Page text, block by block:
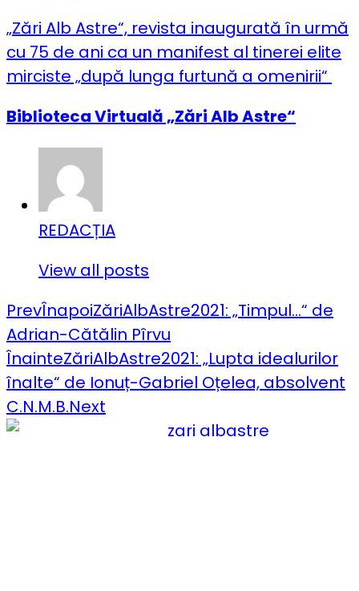
„Zări Alb Astre“, revista inaugurată în urmă
cu 75 de ani ca un manifest al tinerei elite
mirciste „după lunga furtună a omenirii“
Biblioteca Virtuală „Zări Alb Astre“
REDACȚIA
View all posts
PrevÎnapoiZăriAlbAstre2021: „Timpul…“ de
Adrian-Cătălin Pîrvu
ÎnainteZăriAlbAstre2021: „Lupta idealurilor
înalte“ de Ionuț-Gabriel Oțelea, absolvent
C.N.M.B.Next